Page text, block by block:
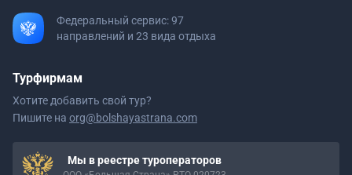
Федеральный сервис: 97
направлений и 23 вида отдыха
Турфирмам
Хотите добавить свой тур?
Пишите на org@bolshayastrana.com
Мы в реестре туроператоров